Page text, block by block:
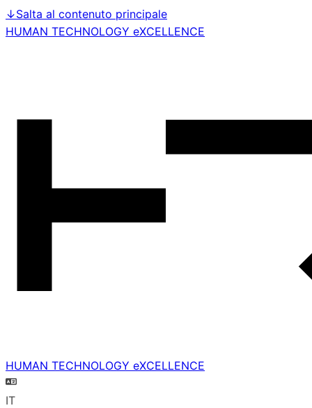
↓Salta al contenuto principale
HUMAN TECHNOLOGY eXCELLENCE
HUMAN TECHNOLOGY eXCELLENCE
IT